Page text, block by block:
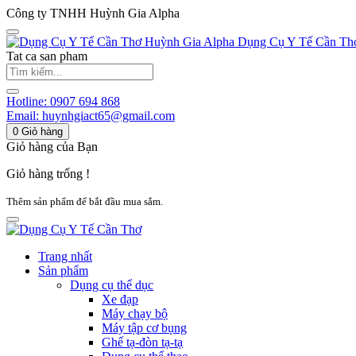
Công ty TNHH Huỳnh Gia Alpha
Huỳnh Gia Alpha Dụng Cụ Y Tế Cần
Tat ca san pham
Hotline: 0907 694 868
Email: huynhgiact65@gmail.com
0 Giỏ hàng
Giỏ hàng của Bạn
Giỏ hàng trống !
Thêm sản phẩm để bắt đầu mua sắm.
Trang nhất
Sản phẩm
Dụng cụ thể dục
Xe đạp
Máy chạy bộ
Máy tập cơ bụng
Ghế tạ-đòn tạ-tạ